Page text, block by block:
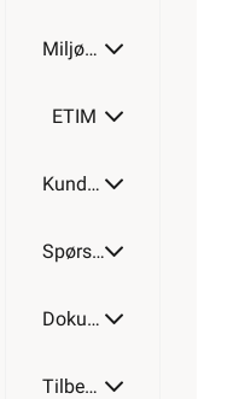
Miljøparametere
ETIM
Kundeomtale
Spørsmål og svar
Dokumentasjon
Tilbehør